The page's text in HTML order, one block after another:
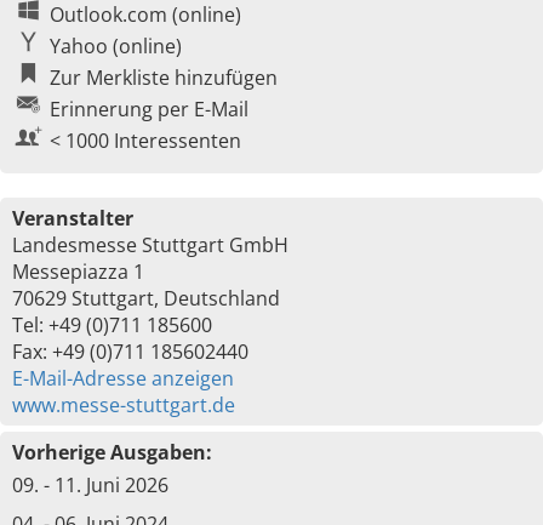
Outlook.com (online)
Yahoo (online)
Zur Merkliste hinzufügen
Erinnerung per E-Mail
< 1000 Interessenten
Veranstalter
Landesmesse Stuttgart GmbH
Messepiazza 1
70629 Stuttgart, Deutschland
Tel: +49 (0)711 185600
Fax: +49 (0)711 185602440
E-Mail-Adresse anzeigen
www.messe-stuttgart.de
Vorherige Ausgaben:
09. - 11. Juni 2026